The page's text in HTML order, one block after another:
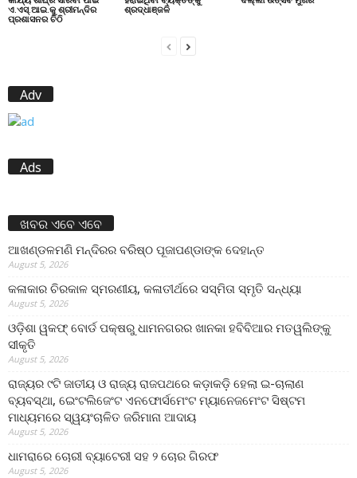
ଏ.ଏସ୍.ଆଇ.କୁ ଶ୍ରୀମନ୍ଦିର
ପ୍ରଶାସନର ଚିଠି
ଶ୍ରଦ୍ଧାଞ୍ଜଳି
Adv
Ads
ଖବର ଏବେ ଏବେ
ଆଖଣ୍ଡଳମଣି ମନ୍ଦିରର ବରିଷ୍ଠ ପୂଜାପଣ୍ଡାଙ୍କ ଦେହାନ୍ତ
August 5, 2026
କଳାକାର ଚିରକାଳ ସ୍ମରଣୀୟ, କଳାତୀର୍ଥରେ ସସ୍ମିତା ସ୍ମୃତି ସନ୍ଧ୍ୟା
August 5, 2026
ଓଡ଼ିଶା ୱକଫ୍ ବୋର୍ଡ ପକ୍ଷରୁ ଧାମନଗରର ଖାନକା ହବିବିଆର ମତୱଲିଙ୍କୁ
ସୀକୃତି
August 5, 2026
ରାଜ୍ୟର ୯ଟି ଜାତୀୟ ଓ ରାଜ୍ୟ ରାଜପଥରେ କଡ଼ାକଡ଼ି ହେଲା ଇ-ଚାଲାଣ
ବ୍ୟବସ୍ଥା, ଇେଂଟଲିଜେଂଟ ଏନଫୋର୍ସମେଂଟ ମ୍ୟାନେଜମେଂଟ ସିଷ୍ଟମ
ମାଧ୍ୟମରେ ସ୍ୱୟଂଚାଳିତ ଜରିମାନା ଆଦାୟ
August 5, 2026
ଧାମରାରେ ଚୋରୀ ବ୍ୟାଟେରୀ ସହ ୨ ଚୋର ଗିରଫ
August 5, 2026